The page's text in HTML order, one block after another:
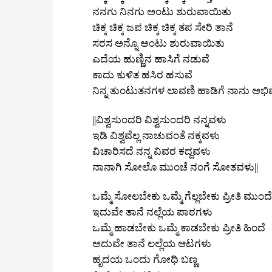
ನನಗು ನಿನಗು ಅಂಟು ಶುರುವಾಯಿತು
ಚಿಕ್ಕ ಚಿಕ್ಕ ಜಪ ಚಿಕ್ಕ ಚಿಕ್ಕ ತಪ ಸೇರಿ ತಾನೆ
ಸರಸ ಅನ್ನೊ ಅಂಟು ಶುರುವಾಯಿತು
ಎದೆಯ ಹುಣ್ಣಿನ ಹಾಸಿಗೆ ನಡುವೆ
ಕಾದು ಕುಳಿತ ಹಸಿರ ಹಸುವೆ
ನಿನ್ನ ತುಂಟುತನಗಳ ಲಾವಣಿ ಹಾಡಿಗೆ ನಾನು
||ವಿಶ್ವಸುಂದರಿ ವಿಶ್ವಸುಂದರಿ ನನ್ನವಳು
ಇಡಿ ವಿಶ್ವವೆಲ್ಲ ನಾಚುವಂತೆ ನಕ್ಕವಳು
ವಿಚಾರಿಸದೆ ನನ್ನ ವಿವರ ಕದ್ದವಳು
ನಾನಾಗಿ ಸೋಲೊ ಮುಂಚೆ ನಂಗೆ ಸೋತವಳು||
ಒಮ್ಮೆ ಸೋಲಬೇಕು ಒಮ್ಮೆ ಗೆಲ್ಲಬೇಕು ಪ್ರೀತಿ ಮುಂದೆ
ಇದುವೇ ತಾನೆ ನಲ್ಲೆಯ ಪಾಠಗಳು
ಒಮ್ಮೆ ಹಾಡಬೇಕು ಒಮ್ಮೆ ಕಾಡಬೇಕು ಪ್ರೀತಿ ಹಿಂದೆ
ಅದುವೇ ತಾನೆ ಲಲ್ಲೆಯ ಆಟಗಳು
ಹೃದಯ ಒಂದು ಗೋಧಿ ಬಣ್ಣ